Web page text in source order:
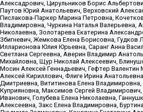
Алексадрович, Цирульников Борис
Паутов Юрий Анатольевич, Верховский
Пислакова-Паркер Марина Петровна,
Владимировна, Чуркина Наталья Валерьевна,
Николаевна, Золотарева Екатерина
Збигневич, Жемкова Елена Борисовна, Гудков
Илларионова Юлия Юрьевна, Саранг Анна
Светлана Сергеевна, Аверин Владимир
Михайловна, Щур Николай Алексеевич,
Мосин Алексей Геннадьевич, Гефтер
Алексей Кириллович, Флиге Ирина
Дмитриевна, Вититинова Елена
Куприяновна, Максимов Сергей Владимирович,
Иванович, Голубева Елена Николаевна,
Алексеевна, Закс Елена Владимировна,